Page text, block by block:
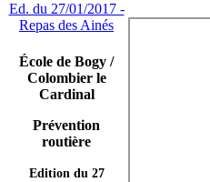
Ed. du 27/01/2017 -
Repas des Ainés
École de Bogy /
Colombier le
Cardinal
Prévention
routière
Edition du 27